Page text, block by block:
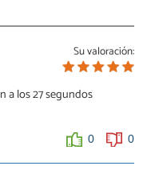
Su valoración:
a los 27 segundos
0 0